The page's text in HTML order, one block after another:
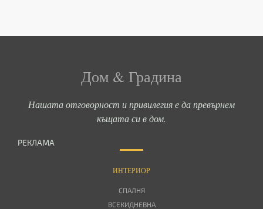
Дом & Градина
Нашата отговорност и привилегия е да превърнем
къщата си в дом.
РЕКЛАМА
ИНТЕРИОР
СПАЛНЯ
ВСЕКИДНЕВНА